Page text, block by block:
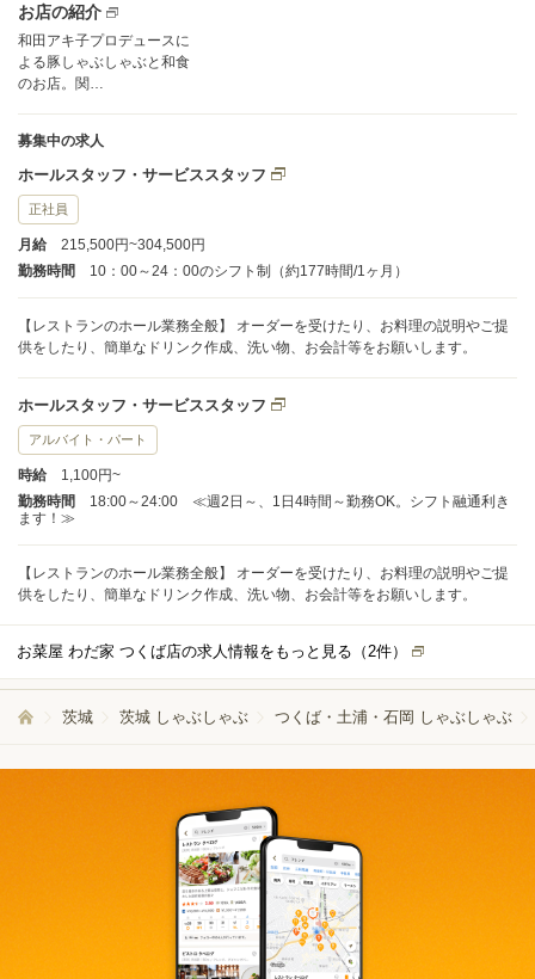
お店の紹介
和田アキ子プロデュースに
よる豚しゃぶしゃぶと和食
のお店。関…
募集中の求人
ホールスタッフ・サービススタッフ
正社員
月給
215,500円~304,500円
勤務時間
10：00～24：00のシフト制（約177時間/1ヶ月）
【レストランのホール業務全般】 オーダーを受けたり、お料理の説明やご提
供をしたり、簡単なドリンク作成、洗い物、お会計等をお願いします。
ホールスタッフ・サービススタッフ
アルバイト・パート
時給
1,100円~
勤務時間
18:00～24:00 ≪週2日～、1日4時間～勤務OK。シフト融通利き
ます！≫
【レストランのホール業務全般】 オーダーを受けたり、お料理の説明やご提
供をしたり、簡単なドリンク作成、洗い物、お会計等をお願いします。
お菜屋 わだ家 つくば店の求人情報をもっと見る（ 2件）
茨城 茨城 しゃぶしゃぶ つくば・土浦・石岡 しゃぶしゃぶ